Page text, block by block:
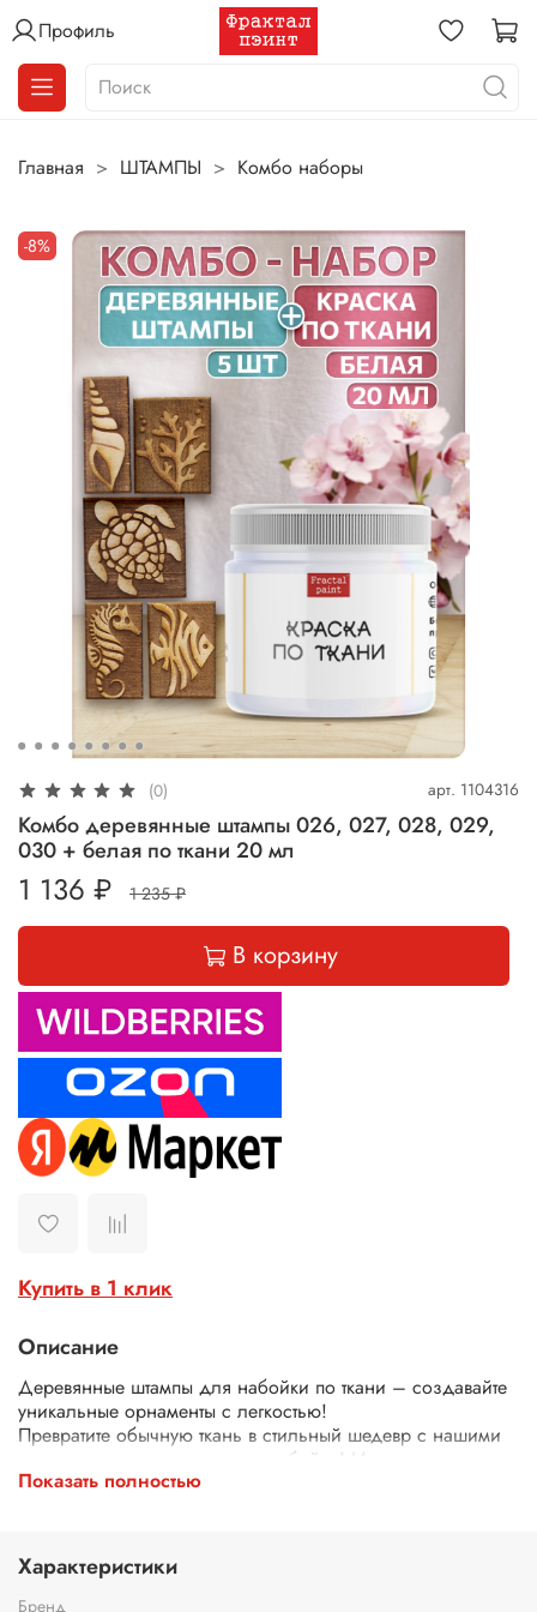
Профиль
Главная ШТАМПЫ Комбо наборы
-8%
(0) арт. 1104316
Комбо деревянные штампы 026, 027, 028, 029,
030 + белая по ткани 20 мл
1 136 ₽ 1 235 ₽
В корзину
Купить в 1 клик
Описание
Деревянные штампы для набойки по ткани – создавайте
уникальные орнаменты с легкостью!
Превратите обычную ткань в стильный шедевр с нашими
деревянными штампами для набойки! Идеально
подходят для декора одежды, текстиля, сумок, скатертей
Экологичные – изготовлены из дерева.
Четкий оттиск – резные узоры и орнаменты гарантируют
аккуратный и красивый рисунок.
Показать полностью
Характеристики
Бренд